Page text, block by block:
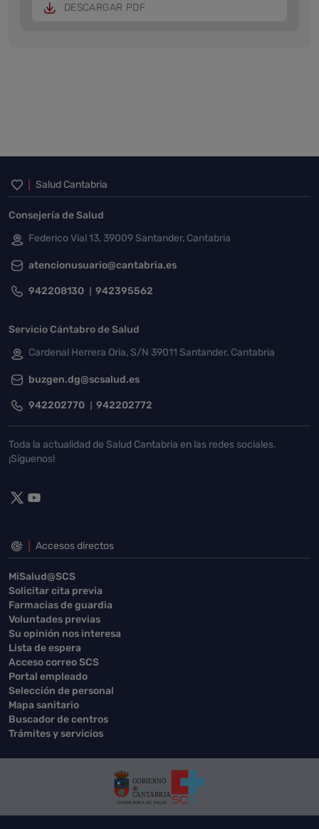
DESCARGAR PDF
Inicio del pie de página
Salud Cantabria
Consejería de Salud
Federico Vial 13, 39009 Santander, Cantabria
atencionusuario@cantabria.es
942208130 942395562
Servicio Cántabro de Salud
Cardenal Herrera Oria, S/N 39011 Santander, Cantabria
buzgen.dg@scsalud.es
942202770 942202772
Toda la actualidad de Salud Cantabria en las redes sociales.
¡Síguenos!
Accesos directos
MiSalud@SCS
Solicitar cita previa
Farmacias de guardia
Voluntades previas
Su opinión nos interesa
Lista de espera
Acceso correo SCS
Portal empleado
Selección de personal
Mapa sanitario
Buscador de centros
Trámites y servicios